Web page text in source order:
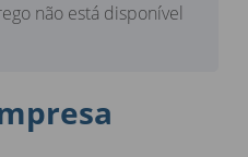
não está disponível